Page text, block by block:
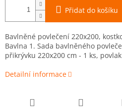
Přidat do košíku
Bavlněné povlečení 220x200,
Bavlna 1. Sada bavlněného
přikrývku 220x200 cm - 1 ks,
Detailní informace